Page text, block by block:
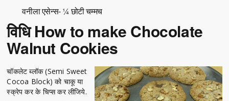
वनीला एसेन्स- ¼ छोटी चम्मच
विधि How to make Chocolate
Walnut Cookies
चॉकलेट ब्लॉक (Semi Sweet
Cocoa Block) को चाकू या
स्क्रेप कर के चिप्स कर लीजिये.